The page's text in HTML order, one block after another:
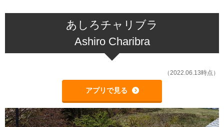
あしろチャリブラ
Ashiro Charibra
（2022.06.13時点）
アプリで見る